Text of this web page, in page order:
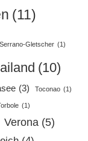
(11)
Serrano-Gletscher (1)
(10)
(3) Toconao (1)
(1)
Verona (5)